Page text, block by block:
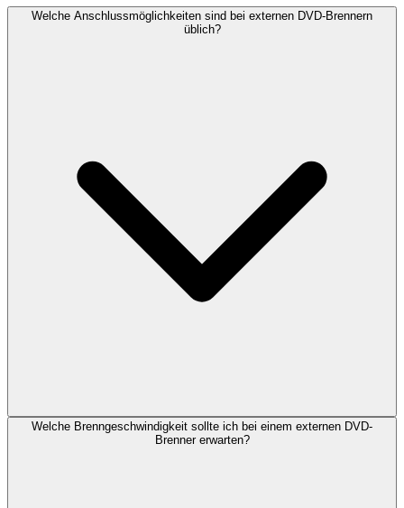
Welche Anschlussmöglichkeiten sind bei externen DVD-Brennern
üblich?
Welche Brenngeschwindigkeit sollte ich bei einem externen DVD-
Brenner erwarten?